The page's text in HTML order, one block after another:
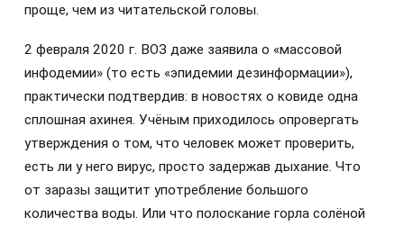
проще, чем из читательской головы.
2 февраля 2020 г. ВОЗ даже заявила о «массовой
инфодемии» (то есть «эпидемии дезинформации»),
практически подтвердив: в новостях о ковиде одна
сплошная ахинея. Учёным приходилось опровергать
утверждения о том, что человек может проверить,
есть ли у него вирус, просто задержав дыхание. Что
от заразы защитит употребление большого
количества воды. Или что полоскание горла солёной